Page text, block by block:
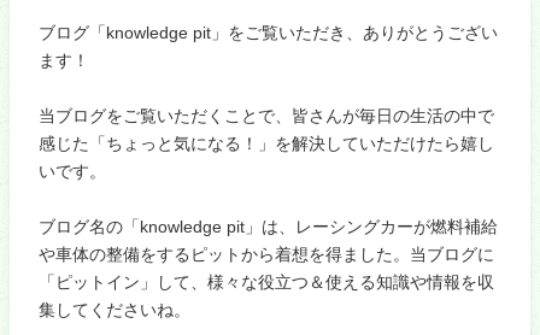
ブログ「knowledge pit」をご覧いただき、ありがとうござい
ます！
当ブログをご覧いただくことで、皆さんが毎日の生活の中で
感じた「ちょっと気になる！」を解決していただけたら嬉し
いです。
ブログ名の「knowledge pit」は、レーシングカーが燃料補給
や車体の整備をするピットから着想を得ました。当ブログに
「ピットイン」して、様々な役立つ＆使える知識や情報を収
集してくださいね。